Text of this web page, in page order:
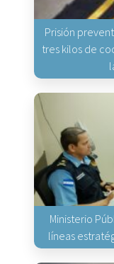
Prisión
tres kilos de
Ministerio
líneas